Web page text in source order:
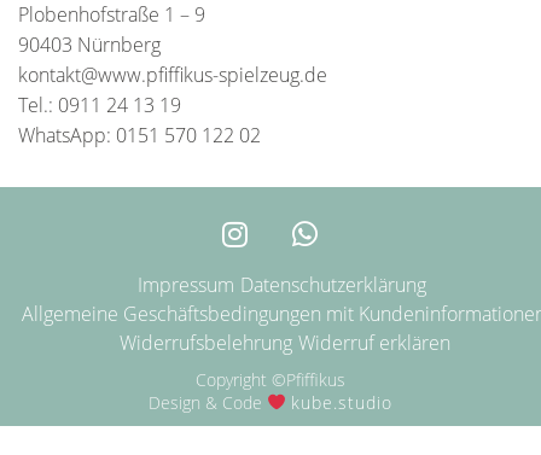
Plobenhofstraße 1 – 9
90403 Nürnberg
kontakt@www.pfiffikus-spielzeug.de
Tel.: 0911 24 13 19
WhatsApp: 0151 570 122 02
Copyright ©Pfiffikus
Design & Code
kube.studio
Impressum Datenschutzerklärung
Allgemeine Geschäftsbedingungen mit
Widerrufsbelehrung Widerruf erklären